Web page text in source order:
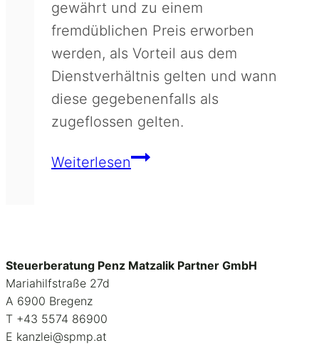
gewährt und zu einem
fremdüblichen Preis erworben
werden, als Vorteil aus dem
Dienstverhältnis gelten und wann
diese gegebenenfalls als
zugeflossen gelten.
WeiterlesenZuflusszeitpunkt
Steuerberatung Penz Matzalik Partner GmbH
Mariahilfstraße 27d
A 6900 Bregenz
Т +43 5574 86900
E kanzlei@spmp.at